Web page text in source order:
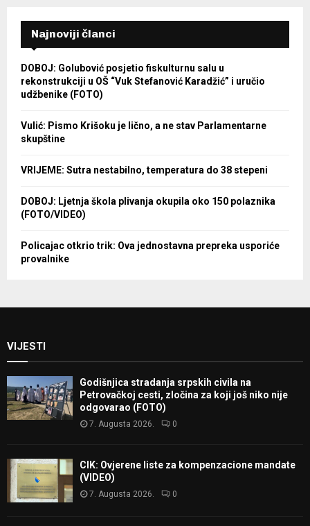
Najnoviji članci
DOBOJ: Golubović posjetio fiskulturnu salu u
rekonstrukciji u OŠ “Vuk Stefanović Karadžić” i uručio
udžbenike (FOTO)
Vulić: Pismo Krišoku je lično, a ne stav Parlamentarne
skupštine
VRIJEME: Sutra nestabilno, temperatura do 38 stepeni
DOBOJ: Ljetnja škola plivanja okupila oko 150 polaznika
(FOTO/VIDEO)
Policajac otkrio trik: Ova jednostavna prepreka usporiće
provalnike
VIJESTI
Godišnjica stradanja srpskih civila na
Petrovačkoj cesti, zločina za koji još niko nije
odgovarao (FOTO)
7. Augusta 2026. 0
CIK: Ovjerene liste za kompenzacione mandate
(VIDEO)
7. Augusta 2026. 0